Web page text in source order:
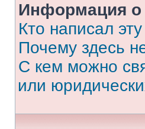
Информация о
Кто написал
Почему здесь
С кем можно
или